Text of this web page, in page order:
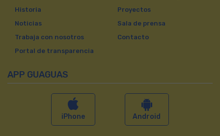
Historia
Noticias
Trabaja con nosotros
Portal de transparencia
Proyectos
Sala de prensa
Contacto
APP GUAGUAS
iPhone Android